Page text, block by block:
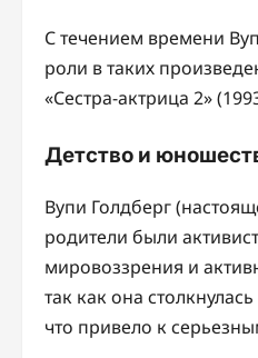
С течением времени
роли в таких
«Сестра-актрица 2»
Детство и
Вупи Голдберг
родители были
мировоззрения и
так как она
что привело к